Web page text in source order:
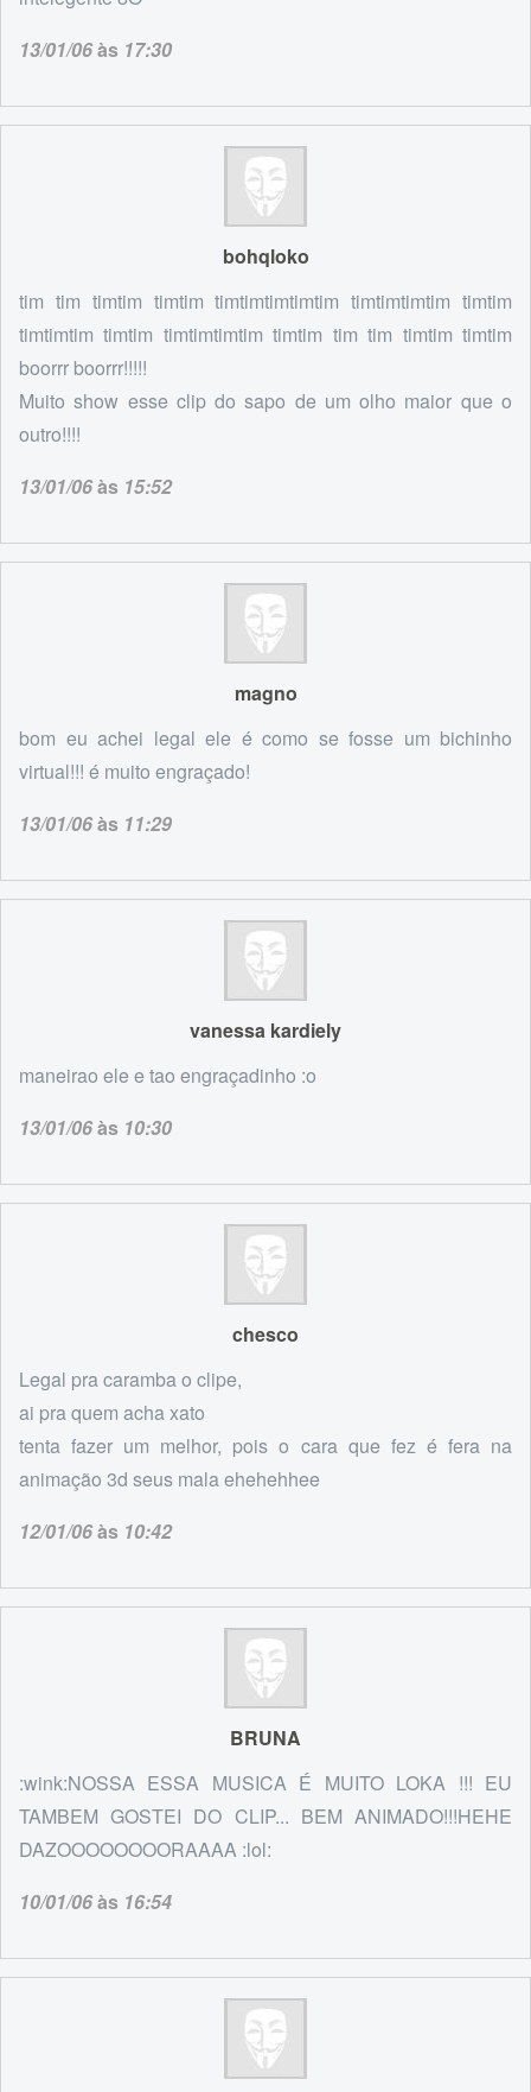
13/01/06às 17:30
bohqloko
tim tim timtim timtim timtimtimtimtim timtimtimtim timtim
timtimtim timtim timtimtimtim timtim tim tim timtim timtim
boorrr boorrr!!!!!
Muito show esse clip do sapo de um olho maior que o
outro!!!!
13/01/06às 15:52
magno
bom eu achei legal ele é como se fosse um bichinho
virtual!!! é muito engraçado!
13/01/06às 11:29
vanessa kardiely
maneirao ele e tao engraçadinho :o
13/01/06às 10:30
chesco
Legal pra caramba o clipe,
ai pra quem acha xato
tenta fazer um melhor, pois o cara que fez é fera na
animação 3d seus mala ehehehhee
12/01/06às 10:42
BRUNA
:wink:NOSSA ESSA MUSICA É MUITO LOKA !!! EU
TAMBEM GOSTEI DO CLIP... BEM ANIMADO!!!HEHE
DAZOOOOOOOORAAAA :lol:
10/01/06às 16:54